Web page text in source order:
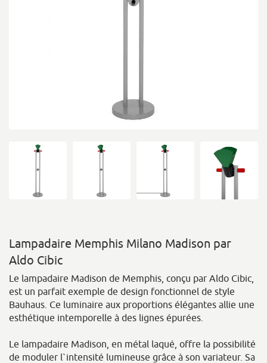
Lampadaire Memphis Milano Madison par
Aldo Cibic
Le lampadaire Madison de Memphis, conçu par Aldo Cibic,
est un parfait exemple de design fonctionnel de style
Bauhaus. Ce luminaire aux proportions élégantes allie une
esthétique intemporelle à des lignes épurées.
Le lampadaire Madison, en métal laqué, offre la possibilité
de moduler l`intensité lumineuse grâce à son variateur. Sa